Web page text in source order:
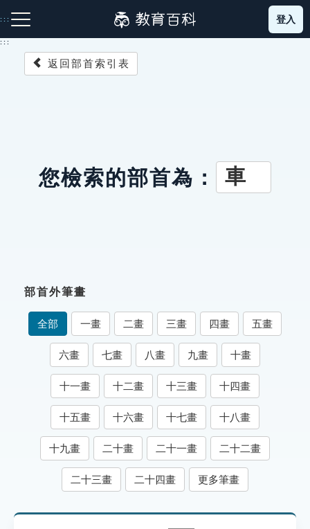
到
主
:::
成語故事
索引選單
知識索引
單字索引
生命大百科索引
遊戲專區
貓頭鷹博士
登入
:::
返回部首索引表
您檢索的部首為： 車
部首外筆畫
全部 一畫 二畫 三畫 四畫 五畫
六畫 七畫 八畫 九畫 十畫
十一畫 十二畫 十三畫 十四畫
十五畫 十六畫 十七畫 十八畫
十九畫 二十畫 二十一畫 二十二畫
二十三畫 二十四畫 更多筆畫